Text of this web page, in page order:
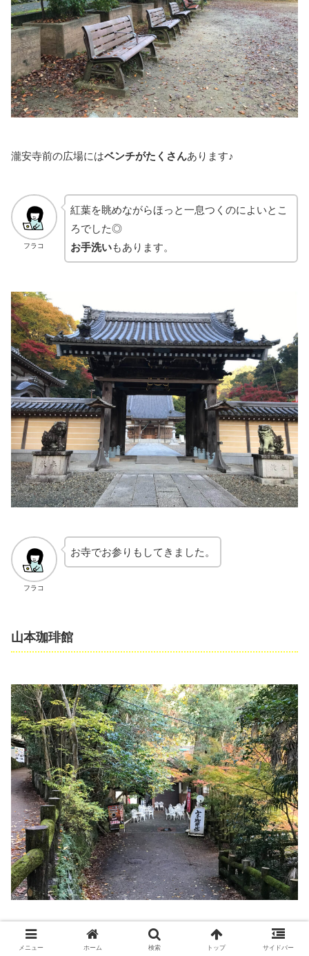
瀧安寺前の広場にはベンチがたくさんあります♪
フラコ
紅葉を眺めながらほっと一息つくのによいとこ
ろでした◎
お手洗いもあります。
フラコ
お寺でお参りもしてきました。
山本珈琲館
瀧安寺を過ぎると、滝道から少し右に道が逸れたところに山
メニュー ホーム 検索 トップ サイドバー